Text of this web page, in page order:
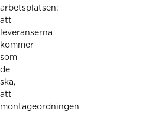
arbetsplatsen:
att
leveranserna
kommer
som
de
ska,
att
montageordningen